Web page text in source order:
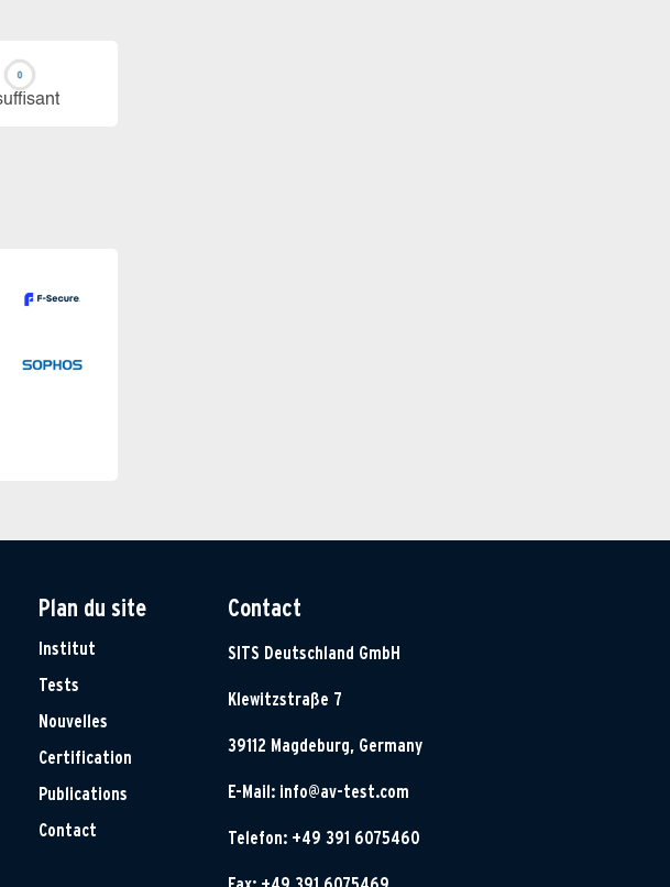
Plan du site
Institut
Tests
Nouvelles
Certification
Publications
Contact
Contact
SITS Deutschland GmbH
Klewitzstraße 7
39112 Magdeburg, Germany
E-Mail: info@av-test.com
Telefon: +49 391 6075460